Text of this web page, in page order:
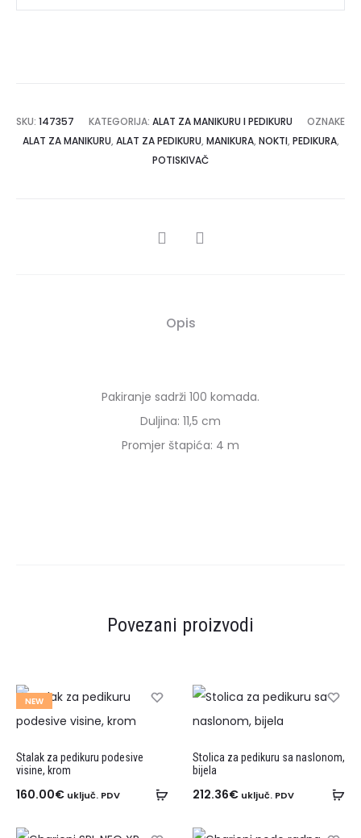
kom
SKU: 147357 KATEGORIJA: ALAT ZA MANIKURU I PEDIKURU
OZNAKE
ALAT ZA MANIKURU, ALAT ZA PEDIKURU, MANIKURA, NOKTI, PEDIKURA,
POTISKIVAČ
SHARE
Opis
Pakiranje sadrži 100 komada.
Duljina: 11,5 cm
Promjer štapića: 4 m
Povezani proizvodi
NEW
Stalak za pedikuru podesive
visine, krom
160.00€ uključ. PDV
Stolica za pedikuru sa naslonom,
bijela
212.36€ uključ. PDV